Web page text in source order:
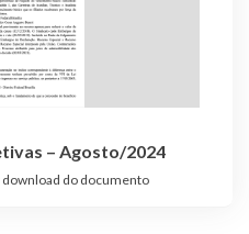
– Agosto/2024
download do documento